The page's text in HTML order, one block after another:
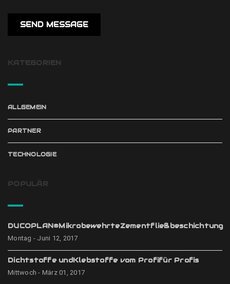
KATEGORIEN
ALLGEMEIN
PARTNER
TECHNOLOGIE
POPULÄR
DUCOPLAN®MikrobewehrteZementfließbeschichtung
Montag - Juni 12, 2017
Dichtstoffe undKlebstoffe vom Profifür Profis
Mittwoch - März 01, 2017